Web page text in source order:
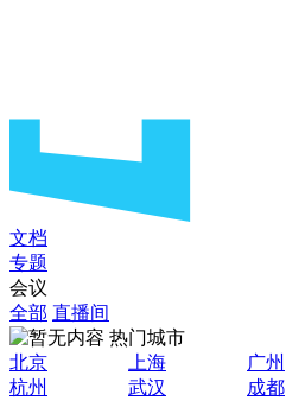
文档
专题
会议
全部 直播间
热门城市
北京
上海 广州
杭州
武汉 成都